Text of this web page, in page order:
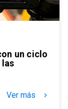
un ciclo
Ver más keyboard_arrow_right